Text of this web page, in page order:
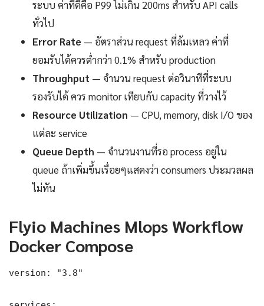
ระบบ ค่าที่ดีคือ P99 ไม่เกิน 200ms สำหรับ API calls
ทั่วไป
Error Rate — อัตราส่วน request ที่ล้มเหลว ค่าที่
ยอมรับได้ควรต่ำกว่า 0.1% สำหรับ production
Throughput — จำนวน request ต่อวินาทีที่ระบบ
รองรับได้ ควร monitor เทียบกับ capacity ที่วางไว้
Resource Utilization — CPU, memory, disk I/O ของ
แต่ละ service
Queue Depth — จำนวนงานที่รอ process อยู่ใน
queue ถ้าเพิ่มขึ้นเรื่อยๆแสดงว่า consumers ประมวลผล
ไม่ทัน
Flyio Machines Mlops Workflow
Docker Compose
version: "3.8"